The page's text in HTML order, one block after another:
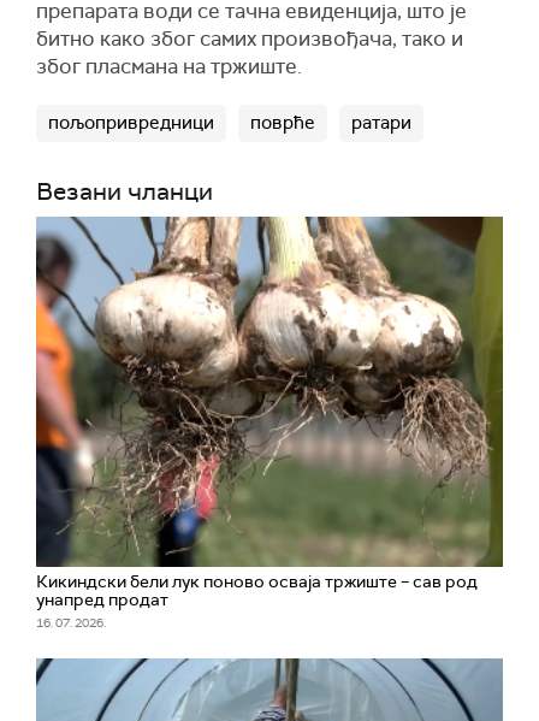
препарата води се тачна евиденција, што је
битно како због самих произвођача, тако и
због пласмана на тржиште.
пољопривредници поврће ратари
Везани чланци
Кикиндски бели лук поново осваја тржиште – сав род
унапред продат
16. 07. 2026.